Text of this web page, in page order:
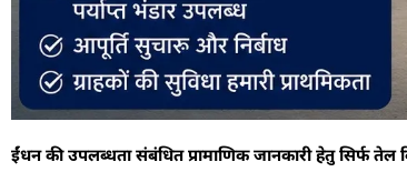
ईंधन की उपलब्धता संबंधित प्रामाणिक जानकारी हेतु सिर्फ